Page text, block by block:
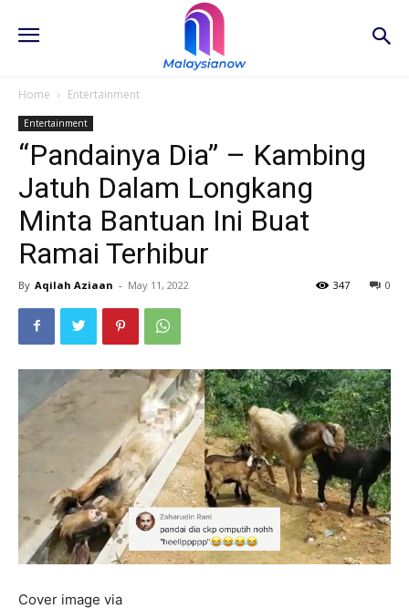
Home Entertainment
Entertainment
“Pandainya Dia” – Kambing
Jatuh Dalam Longkang
Minta Bantuan Ini Buat
Ramai Terhibur
By Aqilah Aziaan - May 11, 2022 0
347
Cover image via